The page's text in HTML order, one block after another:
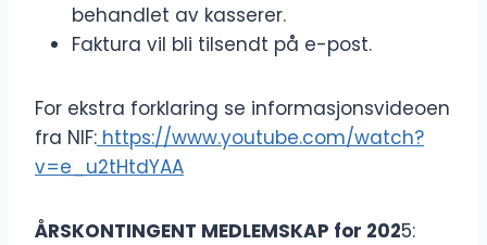
behandlet av kasserer.
Faktura vil bli tilsendt på e-post.
For ekstra forklaring se informasjonsvideoen
fra NIF: https://www.youtube.com/watch?
v=e_u2tHtdYAA
ÅRSKONTINGENT MEDLEMSKAP for 2025: